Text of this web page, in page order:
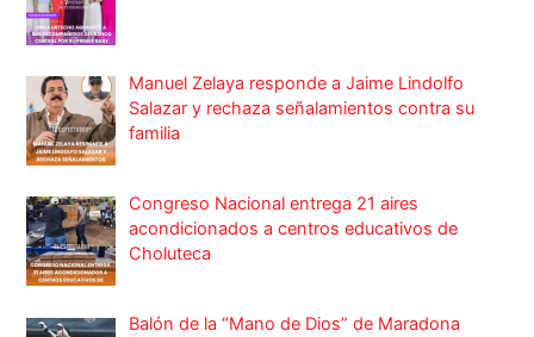
Manuel Zelaya responde a Jaime Lindolfo
Salazar y rechaza señalamientos contra su
familia
Congreso Nacional entrega 21 aires
acondicionados a centros educativos de
Choluteca
Balón de la “Mano de Dios” de Maradona